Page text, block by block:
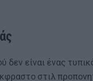
είναι ένας
στιλ